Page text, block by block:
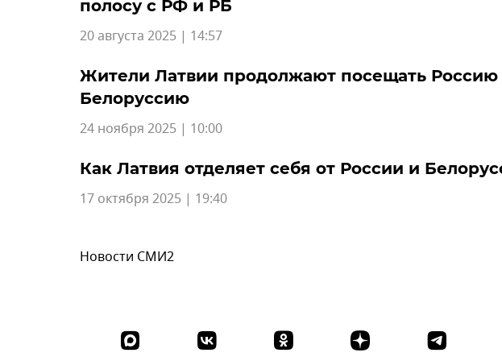
полосу с РФ и РБ
20 августа 2025 | 14:57
Жители Латвии продолжают посещать Россию
Белоруссию
24 ноября 2025 | 10:00
Как Латвия отделяет себя от России и
17 октября 2025 | 19:40
Новости СМИ2